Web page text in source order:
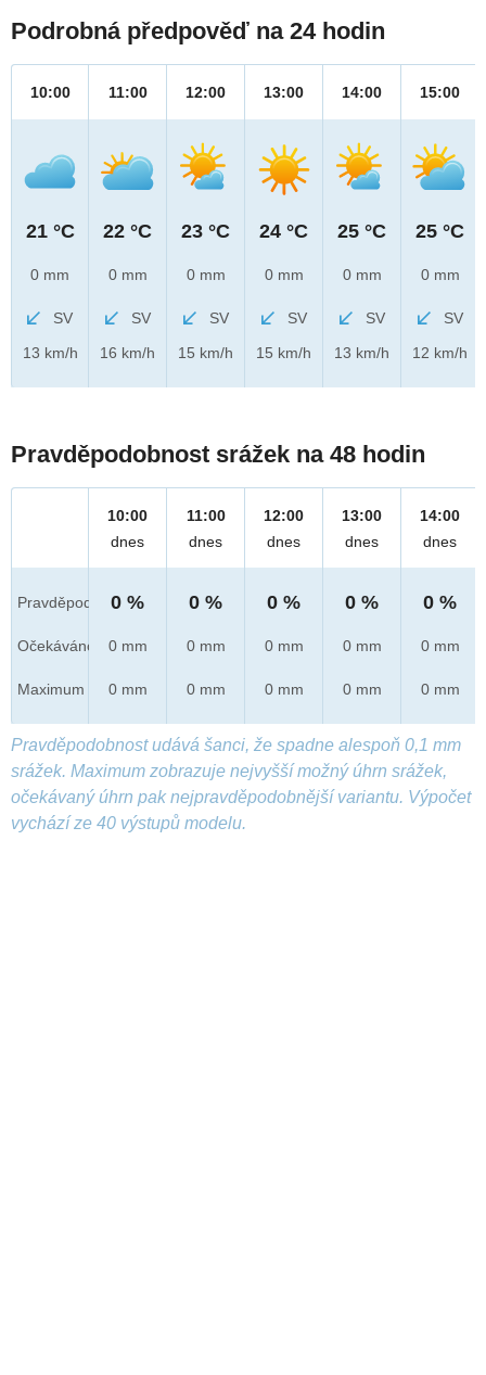
Podrobná předpověď na 24 hodin
10:00
21 °C
0 mm
SV
13 km/h
11:00
22 °C
0 mm
SV
16 km/h
12:00
23 °C
0 mm
SV
15 km/h
13:00
24 °C
0 mm
SV
15 km/h
14:00
25 °C
0 mm
SV
13 km/h
15:00
25 °C
0 mm
SV
12 km/h
Pravděpodobnost srážek na 48 hodin
Pravděpod.
Očekáváno
Maximum
10:00
dnes
0 %
0 mm
0 mm
11:00
dnes
0 %
0 mm
0 mm
12:00
dnes
0 %
0 mm
0 mm
13:00
dnes
0 %
0 mm
0 mm
14:00
dnes
0 %
0 mm
0 mm
Pravděpodobnost udává šanci, že spadne alespoň 0,1 mm
srážek. Maximum zobrazuje nejvyšší možný úhrn srážek,
očekávaný úhrn pak nejpravděpodobnější variantu. Výpočet
vychází ze 40 výstupů modelu.